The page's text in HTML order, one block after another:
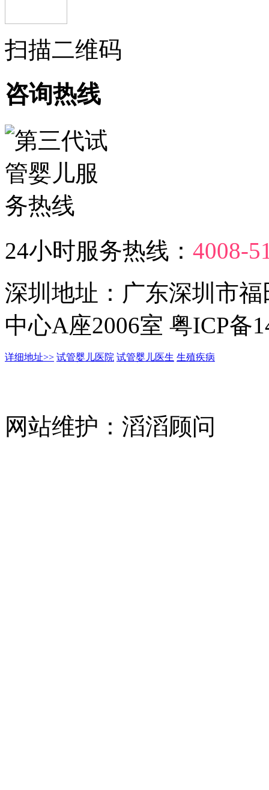
扫描二维码
咨询热线
24小时服务热线： 4008-
深圳地址：广东深圳市
中心A座2006室 粤ICP备
详细地址>> 试管婴儿医院 试管婴儿医生 生殖疾病
网站维护：滔滔顾问